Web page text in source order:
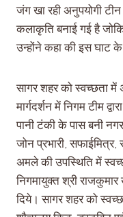
जंग खा रही अनुपयोगी
कलाकृति बनाई गई है
उन्होंने कहा की इस घाट के
सागर शहर को स्वच्छता में
मार्गदर्शन में निगम टीम
पानी टंकी के पास बनी
जोन प्रभारी, सफाईमित्र,
अमले की उपस्थिति में
निगमायुक्त श्री
दिये। सागर शहर को